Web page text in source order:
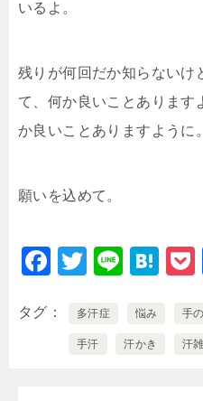
いるよ。
残りが何回だか知らないけ
て、何か良いことあります
か良いことありますように。
願いを込めて。
F
c
T
tt
er
Li
e
H
タグ 多汗症 悩み 手
手汗 汗かき 汗